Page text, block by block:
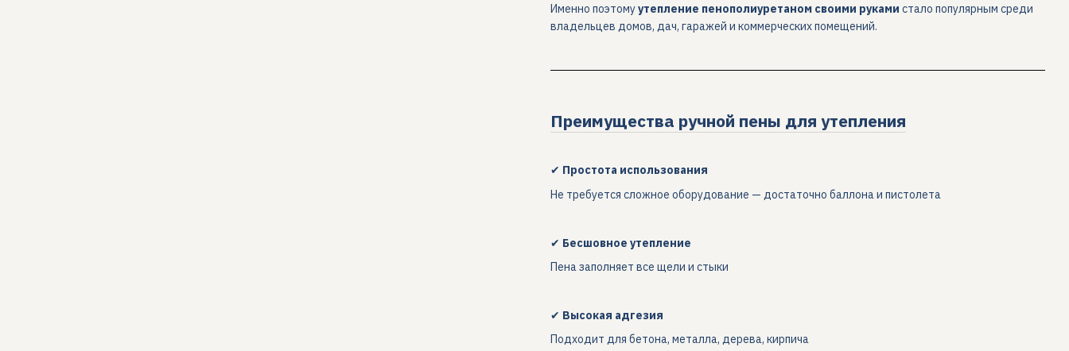
Именно поэтомуутепление пенополиуретаном своими руками стало популярным среди
владельцев домов, дач, гаражей и коммерческих помещений.
Преимущества ручной пены для утепления
✔ Простота использования
Не требуется сложное оборудование — достаточно баллона и пистолета
✔ Бесшовное утепление
Пена заполняет все щели и стыки
✔ Высокая адгезия
Подходит для бетона, металла, дерева, кирпича